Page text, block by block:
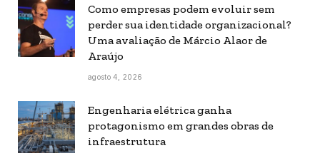
Como empresas podem evoluir sem
perder sua identidade organizacional?
Uma avaliação de Márcio Alaor de
Araújo
agosto 4, 2026
Engenharia elétrica ganha
protagonismo em grandes obras de
infraestrutura